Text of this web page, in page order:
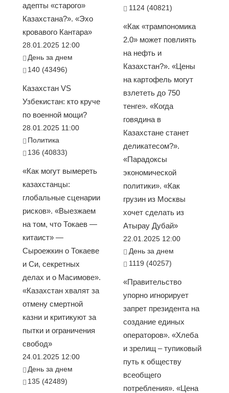
адепты «старого»
Казахстана?». «Эхо
кровавого Кантара»
28.01.2025 12:00
День за днем
140 (43496)
Казахстан VS
Узбекистан: кто круче
по военной мощи?
28.01.2025 11:00
Политика
136 (40833)
«Как могут вымереть
казахстанцы:
глобальные сценарии
рисков». «Выезжаем
на том, что Токаев —
китаист» —
Сыроежкин о Токаеве
и Си, секретных
делах и о Масимове».
«Казахстан хвалят за
отмену смертной
казни и критикуют за
пытки и ограничения
свобод»
24.01.2025 12:00
День за днем
135 (42489)
1124 (40821)
«Как «трампономика
2.0» может повлиять
на нефть и
Казахстан?». «Цены
на картофель могут
взлететь до 750
тенге». «Когда
говядина в
Казахстане станет
деликатесом?».
«Парадоксы
экономической
политики». «Как
грузин из Москвы
хочет сделать из
Атырау Дубай»
22.01.2025 12:00
День за днем
1119 (40257)
«Правительство
упорно игнорирует
запрет президента на
создание единых
операторов». «Хлеба
и зрелищ – тупиковый
путь к обществу
всеобщего
потребления». «Цена